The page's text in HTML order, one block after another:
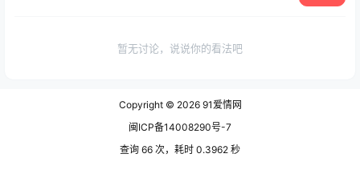
暂无讨论，说说你的看法吧
Copyright © 202691爱情网
闽ICP备14008290号-7
查询 66 次，耗时 0.3962 秒